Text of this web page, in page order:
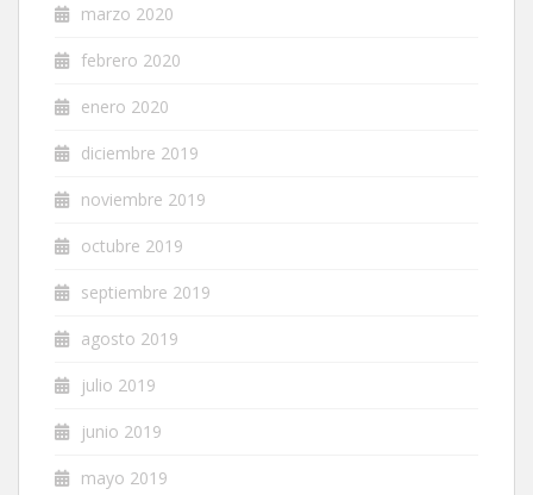
marzo 2020
febrero 2020
enero 2020
diciembre 2019
noviembre 2019
octubre 2019
septiembre 2019
agosto 2019
julio 2019
junio 2019
mayo 2019